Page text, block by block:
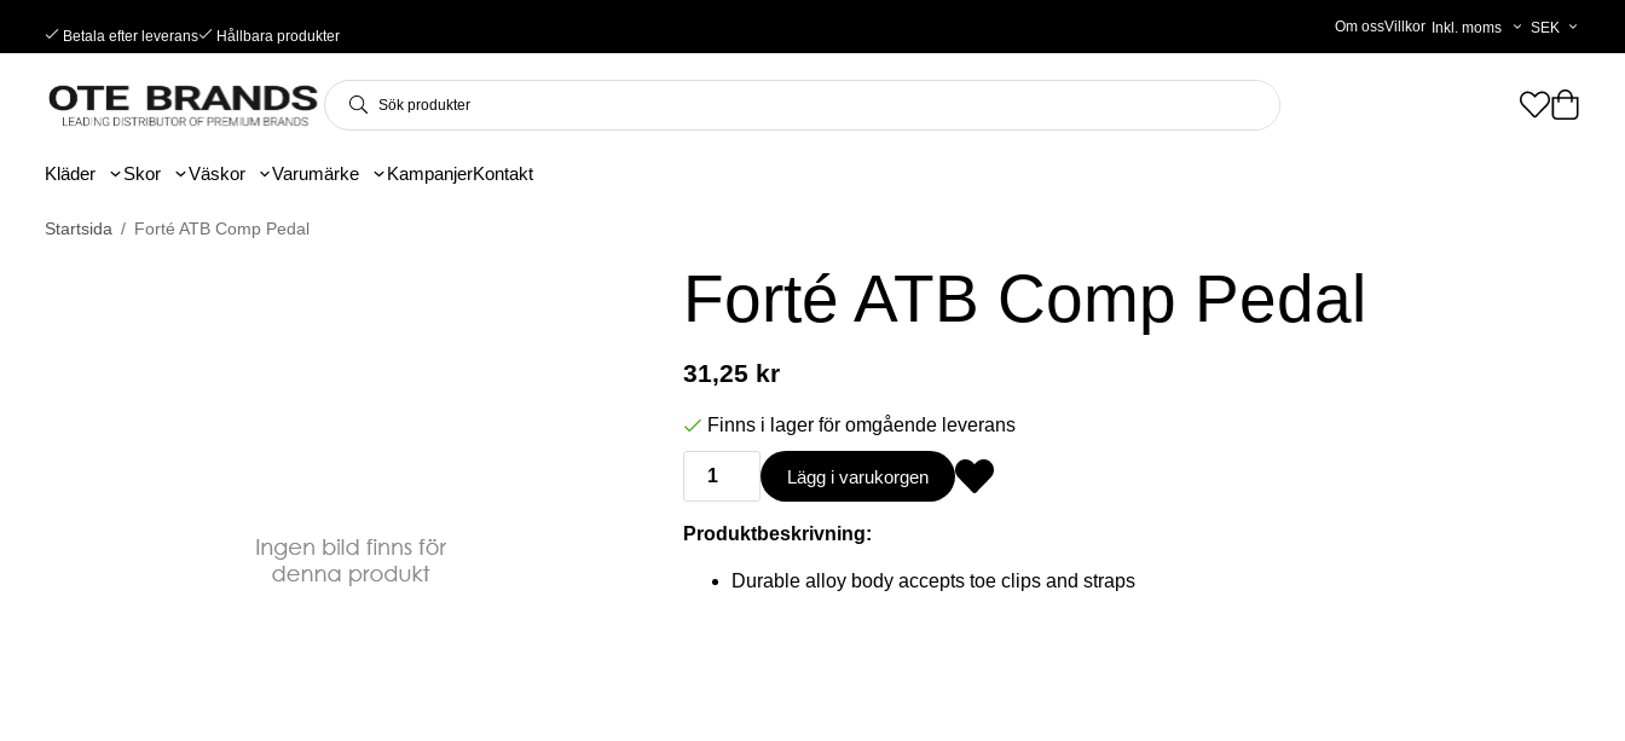
Betala efter leverans Hållbara produkter
Om ossVillkorVälj
Kläder Skor Väskor Varumärke KampanjerKontakt
Startsida / Forté ATB Comp Pedal
Forté ATB Comp Pedal
31,25 kr
Finns i lager för omgående leverans
Lägg i varukorgen
Produktbeskrivning:
Durable alloy body accepts toe clips and straps